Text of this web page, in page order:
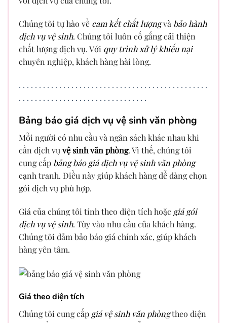
Chúng tôi tự hào về cam kết chất lượngvà bảo hành
dịch vụ vệ sinh. Chúng tôi luôn cố gắng cải thiện
chất lượng dịch vụ. Với quy trình xử lý khiếu nại
chuyên nghiệp, khách hàng hài lòng.
. . . . . . . . . . . . . . . . . . . . . . . . . . . . . . . . . . . . . . . . . . . . . . .
. . . . . . . . . . . . . . . . . . . . . . . . . . . . . . . .
Bảng báo giá dịch vụ vệ sinh văn phòng
Mỗi người có nhu cầu và ngân sách khác nhau khi
cần dịch vụvệ sinh văn phòng. Vì thế, chúng tôi
cung cấp bảng báo giá dịch vụ vệ sinh văn phòng
cạnh tranh. Điều này giúp khách hàng dễ dàng chọn
gói dịch vụ phù hợp.
Giá của chúng tôi tính theo diện tích hoặc giá gói
dịch vụ vệ sinh. Tùy vào nhu cầu của khách hàng.
Chúng tôi đảm bảo báo giá chính xác, giúp khách
hàng yên tâm.
Giá theo diện tích
Chúng tôi cung cấp giá vệ sinh văn phòngtheo diện